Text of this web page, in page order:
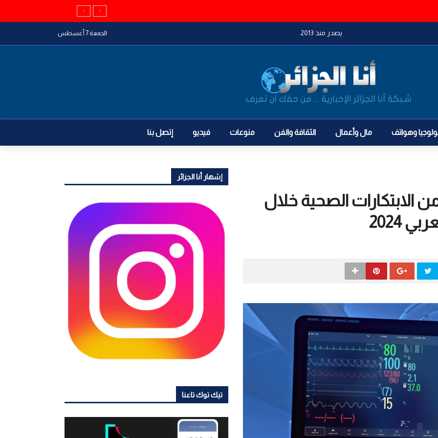
الجمعة 7 أغسطس يصدر منذ 2013
وهواتف مال وأعمال الثقافة والفن منوعات فيديو إتصل بنا
الصحية خلال
2024
إشهار أنا الجزائر
تيك توك تاعنا